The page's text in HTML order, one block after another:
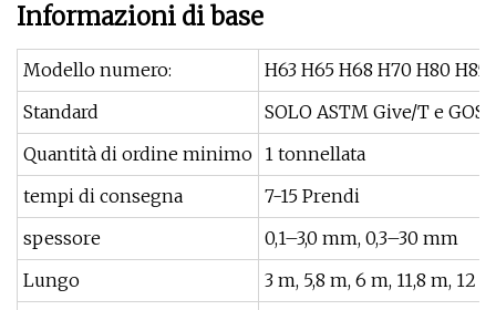
Informazioni di base
Modello numero:
H63 H65 H68 H70 H80 H85
Standard
SOLO ASTM Give/T e GOST
Quantità di ordine minimo 1 tonnellata
tempi di consegna
7-15 Prendi
spessore
0,1–3,0 mm, 0,3–30 mm
Lungo
3 m, 5,8 m, 6 m, 11,8 m,